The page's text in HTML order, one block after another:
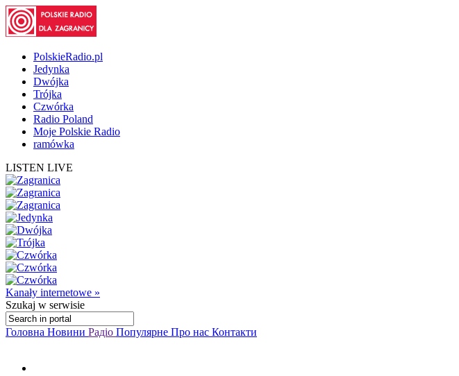
PolskieRadio.pl
Jedynka
Dwójka
Trójka
Czwórka
Radio Poland
Moje Polskie Radio
ramówka
LISTEN LIVE
Kanały internetowe »
Szukaj w serwisie
Головна Новини Радіо Популярне Про нас Контакти